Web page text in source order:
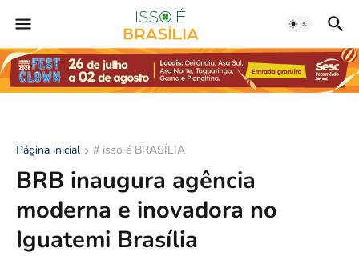
Página inicial # isso é BRASÍLIA
BRB inaugura agência
moderna e inovadora no
Iguatemi Brasília